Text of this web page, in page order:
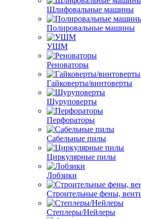
Шлифовальные машины
Полировальные машины
УШМ
Реноваторы
Гайковерты/винтоверты
Шуруповерты
Перфораторы
Сабельные пилы
Циркулярные пилы
Лобзики
Строительные фены,
Степлеры/Нейлеры